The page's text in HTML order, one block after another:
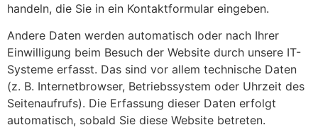
handeln, die Sie in ein Kontaktformular eingeben.
Andere Daten werden automatisch oder nach Ihrer
Einwilligung beim Besuch der Website durch unsere IT-
Systeme erfasst. Das sind vor allem technische Daten
(z. B. Internetbrowser, Betriebssystem oder Uhrzeit des
Seitenaufrufs). Die Erfassung dieser Daten erfolgt
automatisch, sobald Sie diese Website betreten.